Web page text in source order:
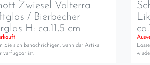
Zwiesel Volterra
/ Bierbecher
H: ca.11,5 cm
Sie sich benachrichigen, wenn der Artikel
verfügbar ist.